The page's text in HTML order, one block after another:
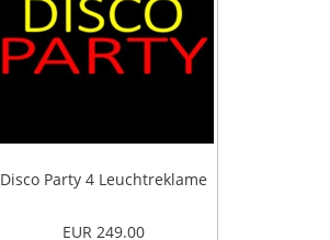
Disco Party 4 Leuchtreklame
EUR 249.00